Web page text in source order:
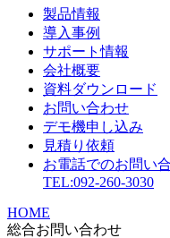
製品情報
導入事例
サポート情報
会社概要
資料ダウンロード
お問い合わせ
デモ機申し込み
見積り依頼
お電話でのお問い
TEL:092-260-3030
HOME
総合お問い合わせ